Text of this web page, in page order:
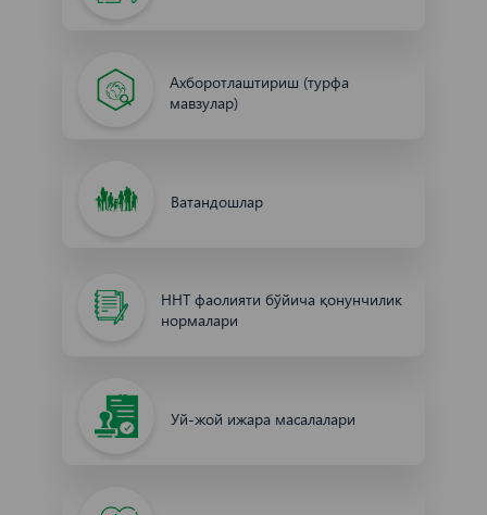
Ахборотлаштириш (турфа
мавзулар)
Ватандошлар
ННТ фаолияти бўйича қонунчилик
нормалари
Уй-жой ижара масалалари